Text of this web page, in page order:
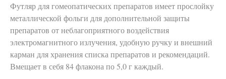
Футляр для гомеопатических препаратов имеет прослойку
металлической фольги для дополнительной защиты
препаратов от неблагоприятного воздействия
электромагнитного излучения, удобную ручку и внешний
карман для хранения списка препаратов и рекомендаций.
Вмещает в себя 84 флакона по 5,0 г каждый.